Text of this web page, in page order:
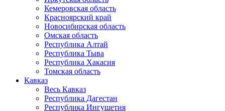
Кемеровская область
Красноярский край
Новосибирская область
Омская область
Республика Алтай
Республика Тыва
Республика Хакасия
Томская область
Кавказ
Весь Кавказ
Республика Дагестан
Республика Ингушетия